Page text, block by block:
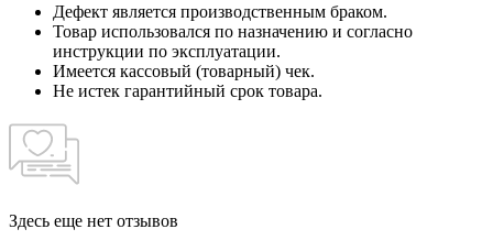
Дефект является производственным браком.
Товар использовался по назначению и согласно
инструкции по эксплуатации.
Имеется кассовый (товарный) чек.
Не истек гарантийный срок товара.
Здесь еще нет отзывов